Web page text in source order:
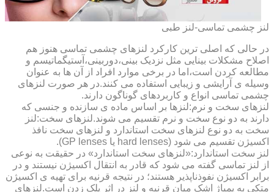
لنز چشمی تماسی-لنز طبی
در حالی که اصلی ترین کارکرد لنزهای چشمی تماسی هنوز هم
اصلاح مشکلات بینایی مثل نزدیک بینی،دوربینی،آستیگماتیسم و
مطالعه کردن است،اما در برخی موارد افراد از آن ها به عنوان
وسیله ی آرایشی و زیبایی استفاده می کنند.در هر صورت لنزهای
چشمی تماسی انواع و کاربردهای گوناگون دارند.
لنزهای سخت و نرم:لنزها بر اساس ماده ی سازنده و جنسی که
دارند به دو نوع سخت و نرم تقسیم می شوند.لنزهای سخت:لنز
سخت به دو نوع لنزهای سخت استاندارد و لنزهای سخت نافذ
اکسیژن تقسیم می شود (hard lenses یا GP lenses).
لنز سخت استاندارد:«لنزهای سخت استاندارد» در حقیقت به نوعی
از لنز تماسی گفته می شود که قادر به انتقال اکسیژن نیستند و در
برابر اکسیژن نفوذناپذیر هستند؛ در نتیجه قرنیه برای تهیه ی اکسیژن
متکی به پمپاژ اشک میان قرنیه و لنز در اثر پلک زدن است.لنزهای